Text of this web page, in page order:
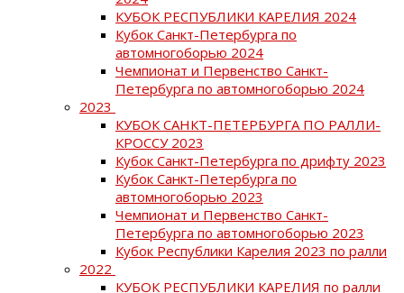
КУБОК РЕСПУБЛИКИ КАРЕЛИЯ 2024
Кубок Санкт-Петербурга по
автомногоборью 2024
Чемпионат и Первенство Санкт-
Петербурга по автомногоборью 2024
2023
КУБОК САНКТ-ПЕТЕРБУРГА ПО РАЛЛИ-
КРОССУ 2023
Кубок Санкт-Петербурга по дрифту 2023
Кубок Санкт-Петербурга по
автомногоборью 2023
Чемпионат и Первенство Санкт-
Петербурга по автомногоборью 2023
Кубок Республики Карелия 2023 по ралли
2022
КУБОК РЕСПУБЛИКИ КАРЕЛИЯ по ралли